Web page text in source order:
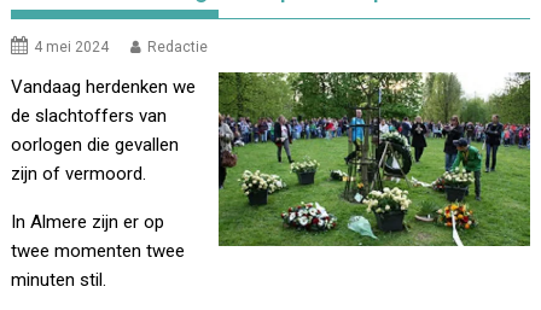
4 mei 2024 Redactie
Vandaag herdenken we
de slachtoffers van
oorlogen die gevallen
zijn of vermoord.
In Almere zijn er op
twee momenten twee
minuten stil.